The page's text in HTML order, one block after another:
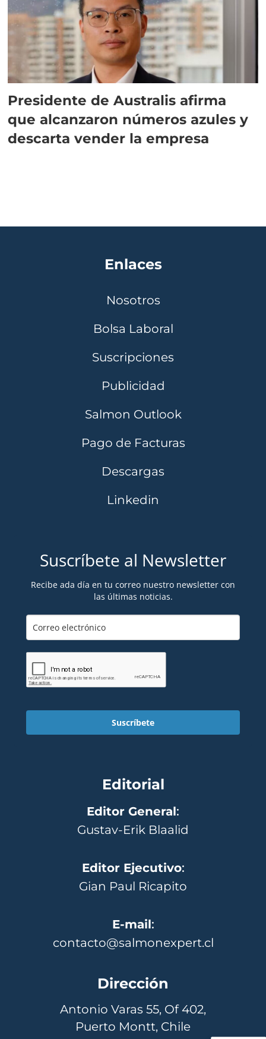
Presidente de Australis afirma
que alcanzaron números azules y
descarta vender la empresa
Enlaces
Nosotros
Bolsa Laboral
Suscripciones
Publicidad
Salmon Outlook
Pago de Facturas
Descargas
Linkedin
Suscríbete al Newsletter
Recibe ada día en tu correo nuestro newsletter con
las últimas noticias.
Suscríbete
Editorial
Editor General:
Gustav-Erik Blaalid
Editor Ejecutivo:
Gian Paul Ricapito
E-mail:
contacto@salmonexpert.cl
Dirección
Antonio Varas 55, Of 402,
Puerto Montt, Chile